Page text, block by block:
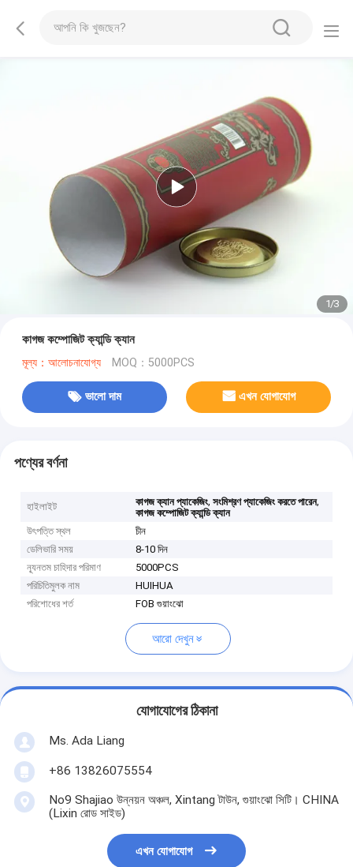
1/3
কাগজ কম্পোজিট ক্যান্ডি ক্যান
মূল্য：আলোচনাযোগ্য MOQ：5000PCS
ভালো দাম এখন যোগাযোগ
পণ্যের বর্ণনা
হাইলাইট কাগজ ক্যান প্যাকেজিং,সংমিশ্রণ প্যাকেজিং করতে পারেন,
কাগজ কম্পোজিট ক্যান্ডি ক্যান
উৎপত্তি স্থল
চীন
ডেলিভারি সময়
8-10 দিন
ন্যূনতম চাহিদার পরিমাণ
5000PCS
পরিচিতিমুলক নাম
HUIHUA
পরিশোধের শর্ত
FOB গুয়াংঝো
আরো দেখুন
যোগাযোগের ঠিকানা
Ms. Ada Liang
+86 13826075554
No9 Shajiao উন্নয়ন অঞ্চল, Xintang টাউন, গুয়াংঝো সিটি। CHINA
(Lixin রোড সাইড)
এখন যোগাযোগ